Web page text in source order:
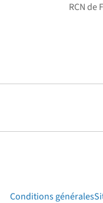
RCN de
Conditions générales